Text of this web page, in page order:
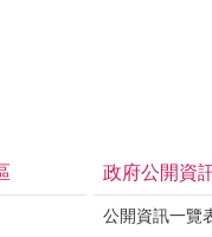
政府公開資
公開資訊一覽